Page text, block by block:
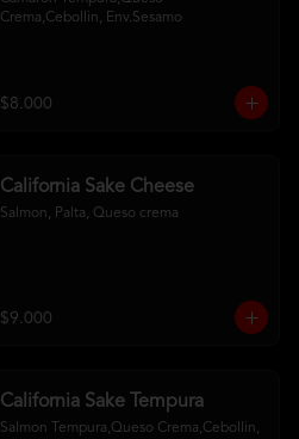
Crema,Cebollin, Env.Sesamo
$8.000
California Sake Cheese
Salmon, Palta, Queso crema
$9.000
California Sake Tempura
Salmon Tempura,Queso Crema,Cebollin,